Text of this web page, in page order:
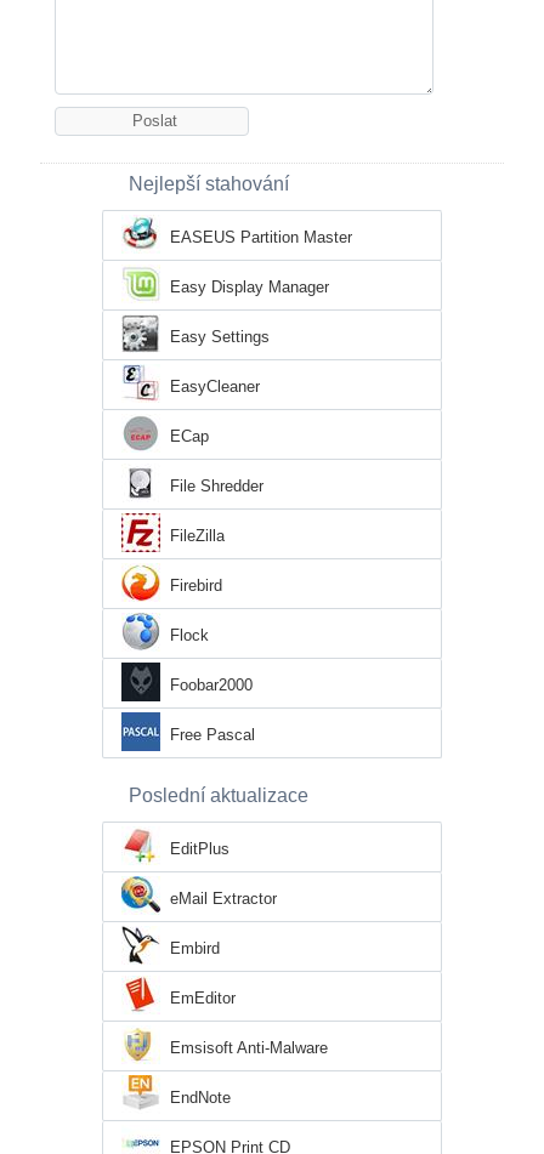
Nejlepší stahování
EASEUS Partition Master
Easy Display Manager
Easy Settings
EasyCleaner
ECap
File Shredder
FileZilla
Firebird
Flock
Foobar2000
Free Pascal
Poslední aktualizace
EditPlus
eMail Extractor
Embird
EmEditor
Emsisoft Anti-Malware
EndNote
EPSON Print CD